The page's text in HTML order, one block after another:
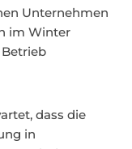
Unternehmen
im Winter
dass die
in